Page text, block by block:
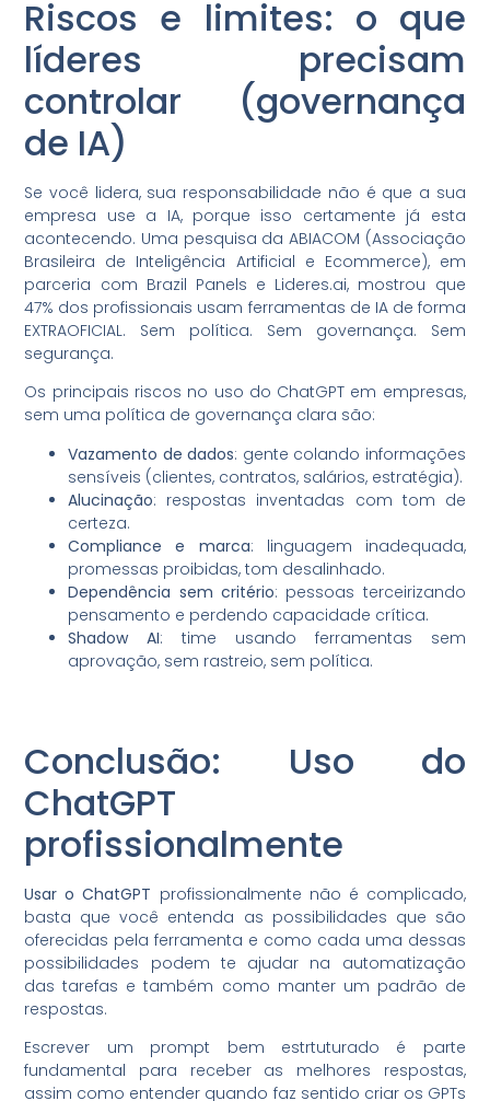
Riscos e limites: o que
líderes precisam
controlar (governança
de IA)
Se você lidera, sua responsabilidade não é que a sua
empresa use a IA, porque isso certamente já esta
acontecendo. Uma pesquisa da ABIACOM (Associação
Brasileira de Inteligência Artificial e Ecommerce), em
parceria com Brazil Panels e Lideres.ai, mostrou que
47% dos profissionais usam ferramentas de IA de forma
EXTRAOFICIAL. Sem política. Sem governança. Sem
segurança.
Os principais riscos no uso do ChatGPT em empresas,
sem uma política de governança clara são:
Vazamento de dados: gente colando informações
sensíveis (clientes, contratos, salários, estratégia).
Alucinação: respostas inventadas com tom de
certeza.
Compliance e marca: linguagem inadequada,
promessas proibidas, tom desalinhado.
Dependência sem critério: pessoas terceirizando
pensamento e perdendo capacidade crítica.
Shadow AI: time usando ferramentas sem
aprovação, sem rastreio, sem política.
Conclusão: Uso do
ChatGPT
profissionalmente
Usar o ChatGPT profissionalmente não é complicado,
basta que você entenda as possibilidades que são
oferecidas pela ferramenta e como cada uma dessas
possibilidades podem te ajudar na automatização
das tarefas e também como manter um padrão de
respostas.
Escrever um prompt bem estrtuturado é parte
fundamental para receber as melhores respostas,
assim como entender quando faz sentido criar os GPTs